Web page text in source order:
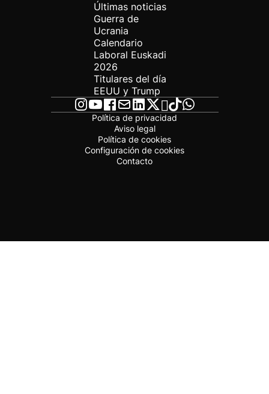
Últimas noticias
Guerra de
Ucrania
Calendario
Laboral Euskadi
2026
Titulares del día
EEUU y Trump
Política de privacidad
Aviso legal
Política de cookies
Configuración de cookies
Contacto